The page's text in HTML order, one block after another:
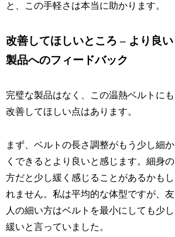
と、この手軽さは本当に助かります。
改善してほしいところ – より良い
製品へのフィードバック
完璧な製品はなく、この温熱ベルトにも
改善してほしい点はあります。
まず、ベルトの長さ調整がもう少し細か
くできるとより良いと感じます。細身の
方だと少し緩く感じることがあるかもし
れません。私は平均的な体型ですが、友
人の細い方はベルトを最小にしても少し
緩いと言っていました。